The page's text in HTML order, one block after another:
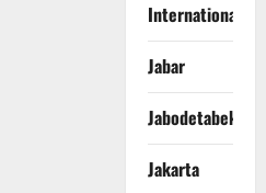
International
Jabar
Jabodetabek
Jakarta